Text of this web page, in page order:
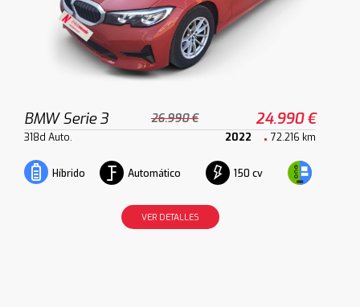
BMW Serie 3 26.990 € 24.990 €
318d Auto. 2022 72.216 km
Híbrido Automático 150 cv
VER DETALLES